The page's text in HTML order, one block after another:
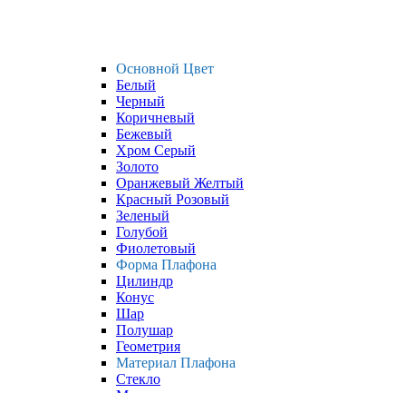
Основной Цвет
Белый
Черный
Коричневый
Бежевый
Хром Серый
Золото
Оранжевый Желтый
Красный Розовый
Зеленый
Голубой
Фиолетовый
Форма Плафона
Цилиндр
Конус
Шар
Полушар
Геометрия
Материал Плафона
Стекло